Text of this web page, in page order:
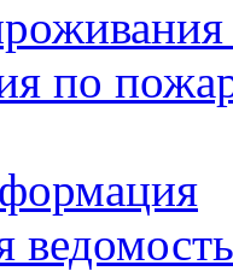
по
ведомость